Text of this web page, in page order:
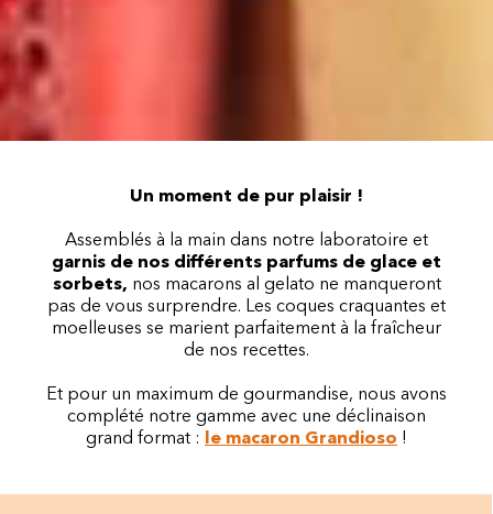
Un moment de pur plaisir !
Assemblés à la main dans notre laboratoire et
garnis de nos différents parfums de glace et
sorbets, nos macarons al gelato ne manqueront
pas de vous surprendre. Les coques craquantes et
moelleuses se marient parfaitement à la fraîcheur
de nos recettes.
Et pour un maximum de gourmandise, nous avons
complété notre gamme avec une déclinaison
grand format :
le macaron Grandioso !